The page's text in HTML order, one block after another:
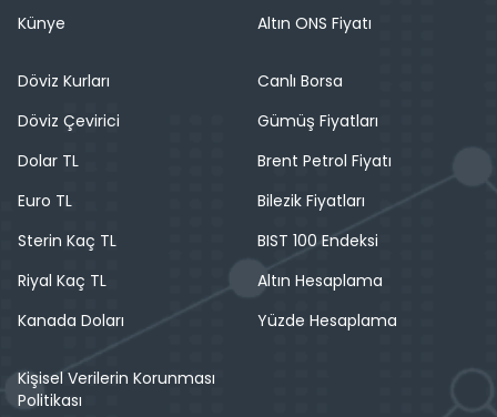
Künye
Altın ONS Fiyatı
Döviz Kurları
Döviz Çevirici
Dolar TL
Euro TL
Sterin Kaç TL
Riyal Kaç TL
Kanada Doları
Canlı Borsa
Gümüş Fiyatları
Brent Petrol Fiyatı
Bilezik Fiyatları
BIST 100 Endeksi
Altın Hesaplama
Yüzde Hesaplama
Kişisel Verilerin Korunması
Politikası